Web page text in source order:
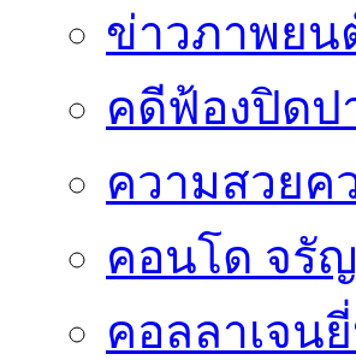
ข่าวภาพยน
คดีฟ้องปิดป
ความสวยค
คอนโด จรั
คอลลาเจน